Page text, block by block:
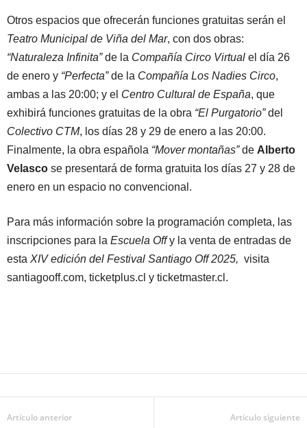
Otros espacios que ofrecerán funciones gratuitas serán el
Teatro Municipal de Viña del Mar, con dos obras:
“Naturaleza Infinita”de la Compañía Circo Virtual el día 26
de enero y “Perfecta”de la Compañía Los Nadies Circo,
ambas a las 20:00; y el Centro Cultural de España, que
exhibirá funciones gratuitas de la obra “El Purgatorio”del
Colectivo CTM, los días 28 y 29 de enero a las 20:00.
Finalmente, la obra española “Mover montañas”de Alberto
Velasco se presentará de forma gratuita los días 27 y 28 de
enero en un espacio no convencional.
Para más información sobre la programación completa, las
inscripciones para la Escuela Offy la venta de entradas de
esta XIV edición del Festival Santiago Off 2025, visita
santiagooff.com, ticketplus.cl y ticketmaster.cl.
Artículo anterior Artículo siguiente